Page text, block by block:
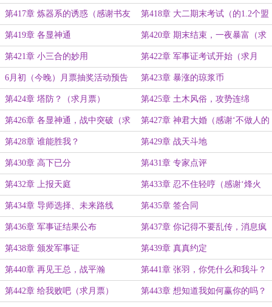
饭 赏盟主）
第417章 炼器系的诱惑（感谢书友
20230821175232114）
第418章 大二期末考试（的1.2个盟
主）
第419章 各显神通 第420章 期末结束，一夜暴富（求
月票）
第421章 小三合的妙用 第422章 军事证考试开始（求月
票）
6月初（今晚）月票抽奖活动预告 第423章 暴涨的琼浆币
第424章 塔防？（求月票） 第425章 土木风俗，攻势连绵
第426章 各显神通，战中突破（求
月票）
第427章 神君大婚（感谢‘不做人的
JO太郎’的盟主）
第428章 谁能胜我？ 第429章 战天斗地
第430章 高下已分 第431章 专家点评
第432章 上报天庭 第433章 忍不住轻哼（感谢‘烽火
蓮’打赏盟主）
第434章 导师选择、未来路线 第435章 签合同
第436章 军事证结果公布 第437章 你记得不要乱传，消息疯
传
第438章 颁发军事证 第439章 真真约定
第440章 再见王总，战平瀚 第441章 张羽，你凭什么和我斗？
（感谢‘王訾’打赏盟主）
第442章 给我败吧（求月票） 第443章 想知道我如何赢你的吗？